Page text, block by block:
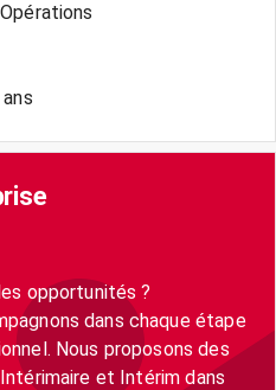
opportunités ?
dans chaque étape
Nous proposons des
et Intérim dans